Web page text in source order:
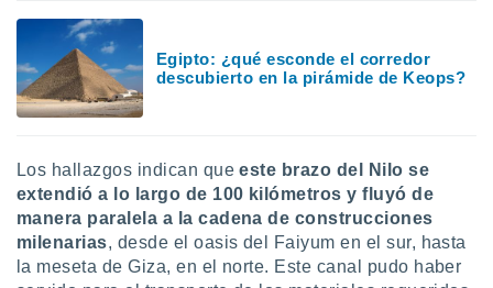
utilizar
crear un
uso de
la
contenido
medir el
de la
el
Egipto: ¿qué esconde el corredor
descubierto en la pirámide de Keops?
Los hallazgos indican queeste brazo del Nilo se
extendió a lo largo de 100 kilómetros y fluyó de
manera paralela a la cadena de construcciones
milenarias, desde el oasis del Faiyum en el sur, hasta
la meseta de Giza, en el norte. Este canal pudo haber